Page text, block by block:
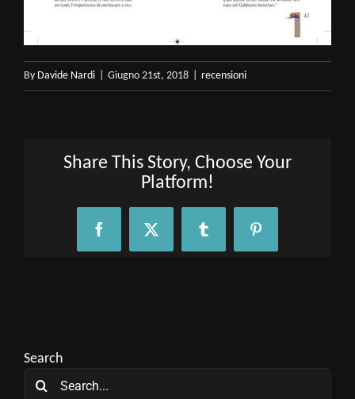
By Davide Nardi Giugno 21st, 2018 recensioni
Share This Story, Choose Your
Platform!
FacebookX Tumblr Pinterest
Search
Search